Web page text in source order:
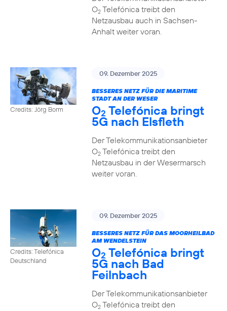
O2Telefónica treibt den
Netzausbau auch in Sachsen-
Anhalt weiter voran.
Credits: Jörg Borm
09. Dezember 2025
BESSERES NETZ FÜR DIE MARITIME
STADT AN DER WESER
O2 Telefónica bringt
5G nach Elsfleth
Der Telekommunikationsanbieter
O2Telefónica treibt den
Netzausbau in der Wesermarsch
weiter voran.
Credits: Telefónica
Deutschland
09. Dezember 2025
BESSERES NETZ FÜR DAS MOORHEILBAD
AM WENDELSTEIN
O2 Telefónica bringt
5G nach Bad
Feilnbach
Der Telekommunikationsanbieter
O2Telefónica treibt den